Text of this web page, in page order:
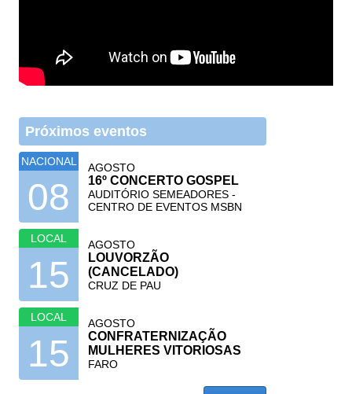
Próximos eventos
NACIONAL
08
AGOSTO
16º CONCERTO GOSPEL
AUDITÓRIO SEMEADORES -
CENTRO DE EVENTOS MSBN
LOCAL
15
AGOSTO
LOUVORZÃO
(CANCELADO)
CRUZ DE PAU
LOCAL
15
AGOSTO
CONFRATERNIZAÇÃO
MULHERES VITORIOSAS
FARO